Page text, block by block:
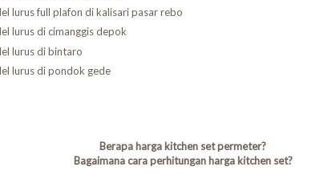
lurus full plafon di kalisari pasar rebo
lurus di cimanggis depok
lurus di bintaro
lurus di pondok gede
Berapa harga kitchen set permeter?
Bagaimana cara perhitungan harga kitchen set?